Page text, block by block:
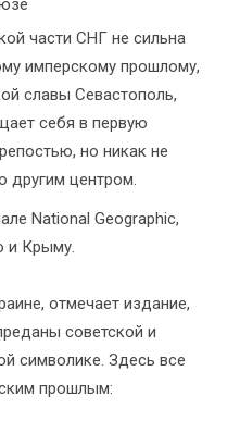
части СНГ не сильна
имперскому прошлому,
славы Севастополь,
себя в первую
но никак не
другим центром.
National Geographic,
и Крыму.
отмечает издание,
советской и
символике. Здесь все
прошлым: